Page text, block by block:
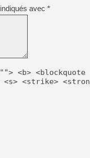
[Mo5] Deux inédits du
[GK] Le beat'em up The
[GK] Endless Legend 2 :
[LS] [PS5] Le WebKit
[GK] Oubliez Crazy Taxi,
[LS] [Switch] NSZ 5.0.0
[GK] No More Room in
[GK] Un chatbot Atelier
avec *
<b> <blockquote
<s> <strike>